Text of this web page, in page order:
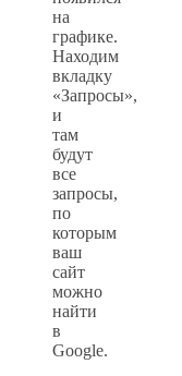
на
графике.
Находим
вкладку
«Запросы»,
и
там
будут
все
запросы,
по
которым
ваш
сайт
можно
найти
в
Google.